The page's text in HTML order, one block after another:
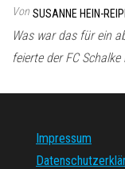
Von SUSANNE HEIN-
Was war das für ein
feierte der FC
Impressum